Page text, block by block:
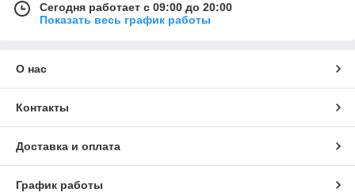
Сегодня работает с 09:00 до 20:00
Показать весь график работы
О нас
Контакты
Доставка и оплата
График работы